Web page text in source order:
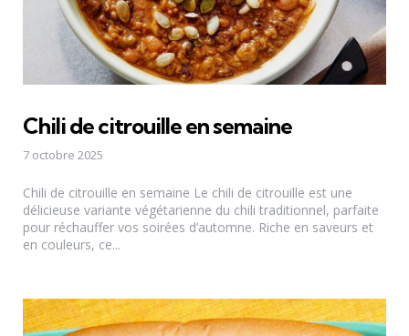
Chili de citrouille en semaine
7 octobre 2025
Chili de citrouille en semaine Le chili de citrouille est une
délicieuse variante végétarienne du chili traditionnel, parfaite
pour réchauffer vos soirées d’automne. Riche en saveurs et
en couleurs, ce...